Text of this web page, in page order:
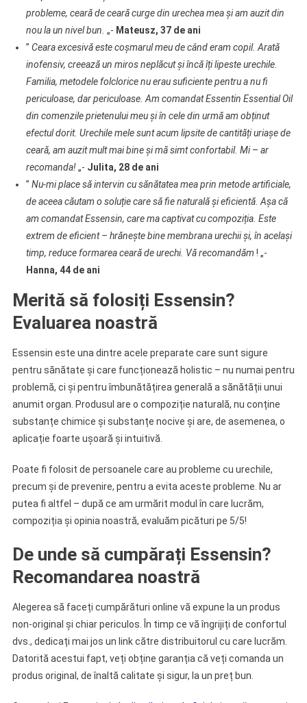
probleme, ceară de ceară curge din urechea mea și am auzit din
nou la un nivel bun. „- Mateusz, 37 de ani
” Ceara excesivă este coșmarul meu de când eram copil. Arată
inofensiv, creează un miros neplăcut și încă îți lipeste urechile.
Familia, metodele folclorice nu erau suficiente pentru a nu fi
periculoase, dar periculoase. Am comandat Essentin Essential Oil
din comenzile prietenului meu și în cele din urmă am obținut
efectul dorit. Urechile mele sunt acum lipsite de cantități uriașe de
ceară, am auzit mult mai bine și mă simt confortabil. Mi– ar
recomanda!„- Julita, 28 de ani
” Nu-mi place să intervin cu sănătatea mea prin metode artificiale,
de aceea căutam o soluție care să fie naturală și eficientă. Așa că
am comandat Essensin, care ma captivat cu compoziția. Este
extrem de eficient – hrănește bine membrana urechii și, în același
timp, reduce formarea ceară de urechi. Vă recomandăm ! „-
Hanna, 44 de ani
Merită să folosiți Essensin?
Evaluarea noastră
Essensin este una dintre acele preparate care sunt sigure
pentru sănătate și care funcționează holistic – nu numai pentru
problemă, ci și pentru îmbunătățirea generală a sănătății unui
anumit organ. Produsul are o compoziție naturală, nu conține
substanțe chimice și substanțe nocive și are, de asemenea, o
aplicație foarte ușoară și intuitivă.
Poate fi folosit de persoanele care au probleme cu urechile,
precum și de prevenire, pentru a evita aceste probleme. Nu ar
putea fi altfel – după ce am urmărit modul în care lucrăm,
compoziția și opinia noastră, evaluăm picături pe 5/5!
De unde să cumpărați Essensin?
Recomandarea noastră
Alegerea să faceți cumpărături online vă expune la un produs
non-original și chiar periculos. În timp ce vă îngrijiți de confortul
dvs., dedicați mai jos un link către distribuitorul cu care lucrăm.
Datorită acestui fapt, veți obține garanția că veți comanda un
produs original, de înaltă calitate și sigur, la un preț bun.